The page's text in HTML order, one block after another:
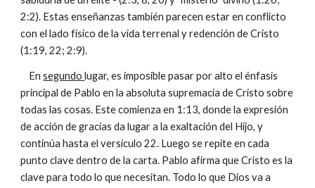
2:2). Estas enseñanzas también parecen estar en conflicto
con el lado físico de la vida terrenal y redención de Cristo
(1:19, 22; 2:9).
Ensegundolugar, es imposible pasar por alto el énfasis
principal de Pablo en la absoluta supremacía de Cristo sobre
todas las cosas. Este comienza en 1:13, donde la expresión
de acción de gracias da lugar a la exaltación del Hijo, y
continúa hasta el versículo 22. Luego se repite en cada
punto clave dentro de la carta. Pablo afirma que Cristo es la
clave para todo lo que necesitan. Todo lo que Dios va a